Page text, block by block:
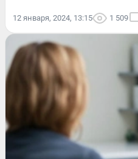
12 января, 2024, 13:15 1 509